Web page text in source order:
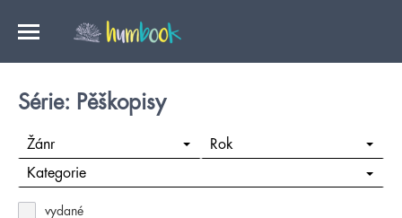
Série: Pěškopisy
Žánr Rok
Kategorie
vydané